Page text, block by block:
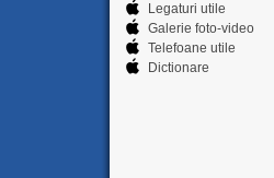
Legaturi utile
Galerie foto-video
Telefoane utile
Dictionare